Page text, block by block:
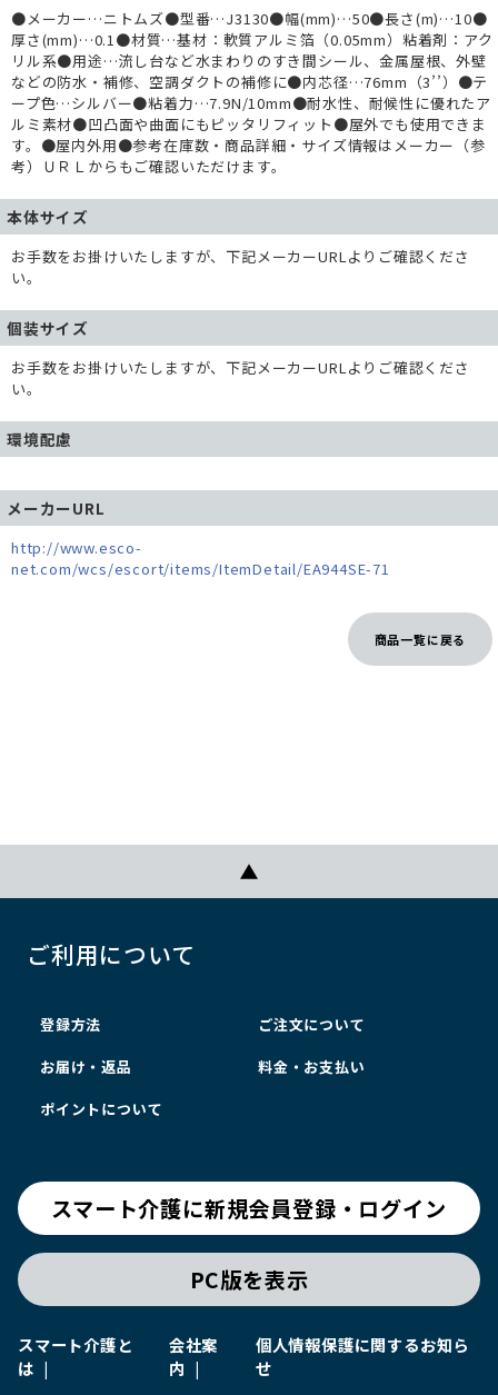
●メーカー…ニトムズ●型番…J3130●幅(mm)…50●長さ(m)…10●
厚さ(mm)…0.1●材質…基材：軟質アルミ箔（0.05mm）粘着剤：アク
リル系●用途…流し台など水まわりのすき間シール、金属屋根、外壁
などの防水・補修、空調ダクトの補修に●内芯径…76mm（3’’）●テ
ープ色…シルバー●粘着力…7.9N/10mm●耐水性、耐候性に優れたア
ルミ素材●凹凸面や曲面にもピッタリフィット●屋外でも使用できま
す。●屋内外用●参考在庫数・商品詳細・サイズ情報はメーカー（参
考）ＵＲＬからもご確認いただけます。
本体サイズ
お手数をお掛けいたしますが、下記メーカーURLよりご確認くださ
い。
個装サイズ
お手数をお掛けいたしますが、下記メーカーURLよりご確認くださ
い。
環境配慮
メーカーURL
http://www.esco-
net.com/wcs/escort/items/ItemDetail/EA944SE-71
商品一覧に戻る
ご利用について
登録方法 ご注文について
お届け・返品 料金・お支払い
ポイントについて
スマート介護に新規会員登録・ログイン
PC版を表示
スマート介護と
は
会社案
内
個人情報保護に関するお知ら
せ